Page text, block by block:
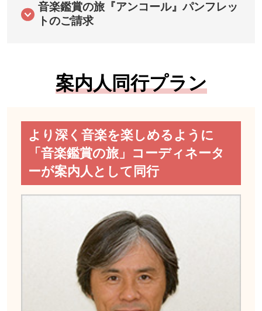
音楽鑑賞の旅『アンコール』パンフレッ
トのご請求
案内人同行プラン
より深く音楽を楽しめるように
「音楽鑑賞の旅」コーディネータ
ーが案内人として同行